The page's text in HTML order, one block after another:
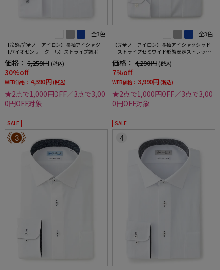
全3色
【冷感/完全ノーアイロン】長袖アイシャツ
【バイオセンサークール】ストライプ調ボタ
ンダウンストライプ形態安定ストレッチ防汚
効果吸汗速乾ワイシャツ春夏
価格： 6,259円 (税込)
30%off
WEB価格： 4,390円 (税込)
★2点で1,000円OFF／3点で3,00
0円OFF対象
全3色
【完全ノーアイロン】長袖アイシャツシャド
ーストライプセミワイド形態安定ストレッチ
吸汗速乾ワイシャツ通年
価格： 4,290円 (税込)
7%off
WEB価格： 3,990円 (税込)
★2点で1,000円OFF／3点で3,00
0円OFF対象
SALE
3
SALE
4